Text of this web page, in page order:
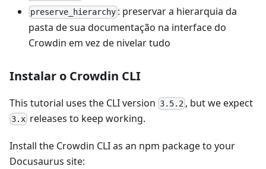
preserve_hierarchy : preservar a hierarquia da
pasta de sua documentação na interface do
Crowdin em vez de nivelar tudo
Instalar o Crowdin CLI
This tutorial uses the CLI version 3.5.2 , but we expect
3.x releases to keep working.
Install the Crowdin CLI as an npm package to your
Docusaurus site: